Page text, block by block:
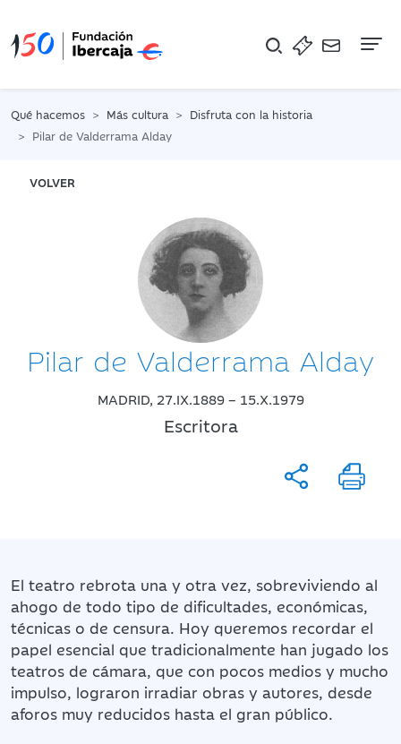
Qué hacemos Más cultura
Disfruta con la historia
Pilar de Valderrama Alday
VOLVER
Pilar de Valderrama Alday
MADRID, 27.IX.1889 – 15.X.1979
Escritora
El teatro rebrota una y otra vez, sobreviviendo al
ahogo de todo tipo de dificultades, económicas,
técnicas o de censura. Hoy queremos recordar el
papel esencial que tradicionalmente han jugado los
teatros de cámara, que con pocos medios y mucho
impulso, lograron irradiar obras y autores, desde
aforos muy reducidos hasta el gran público.